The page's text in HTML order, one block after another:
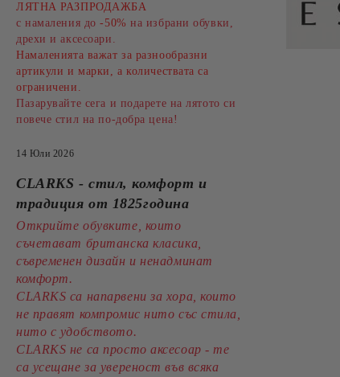
ЛЯТНА РАЗПРОДАЖБА
с намаления до -50% на избрани обувки,
дрехи и аксесоари.
Намаленията важат за разнообразни
артикули и марки, а количествата са
ограничени.
Пазарувайте сега и подарете на лятото си
повече стил на по-добра цена!
14 Юли 2026
CLARKS - стил, комфорт и
традиция от 1825година
Открийте обувките, които
съчетават британска класика,
съвременен дизайн и ненадминат
комфорт.
CLARKS са напарвени за хора, които
не правят компромис нито със стила,
нито с удобството.
CLARKS не са просто аксесоар - те
са усещане за увереност във всяка